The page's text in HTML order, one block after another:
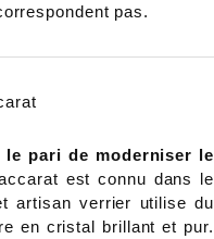
pas.
le pari de moderniser le
est connu dans le
artisan verrier utilise du
en cristal brillant et pur.